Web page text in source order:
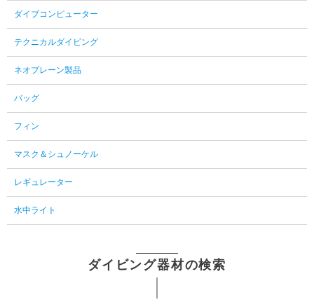
ダイブコンピューター
テクニカルダイビング
ネオプレーン製品
バッグ
フィン
マスク＆シュノーケル
レギュレーター
水中ライト
ダイビング器材の検索